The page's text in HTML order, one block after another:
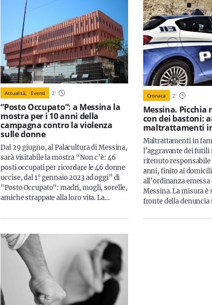
Attualità, Eventi 2'
“Posto Occupato”: a Messina la
mostra per i 10 anni della
campagna contro la violenza
sulle donne
Dal 29 giugno, al Palacultura di Messina,
sarà visitabile la mostra “Non c’è: 46
posti occupati per ricordare le 46 donne
uccise, dal 1° gennaio 2023 ad oggi” di
"Posto Occupato": madri, mogli, sorelle,
amiche strappate alla loro vita. La…
Cronaca 2'
Messina. Picchia
con dei bastoni:
maltrattamenti
Maltrattamenti in
l’aggravante dei futili
ritenuto responsabile
anni, finito ai
all’ordinanza emessa
Messina. La misura è
fronte della denuncia